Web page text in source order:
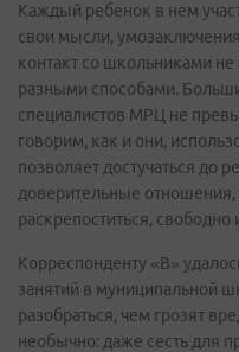
Каждый ребенок в нем
свои мысли,
контакт со школьниками не
разными способами.
специалистов МРЦ не
говорим, как и они,
позволяет достучаться до
доверительные отношения,
раскрепоститься, свободно
Корреспонденту «В»
занятий в муниципальной
разобраться, чем грозят
необычно: даже сесть для